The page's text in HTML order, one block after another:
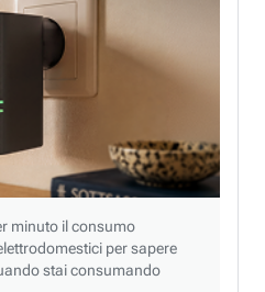
minuto il consumo
per sapere
stai consumando